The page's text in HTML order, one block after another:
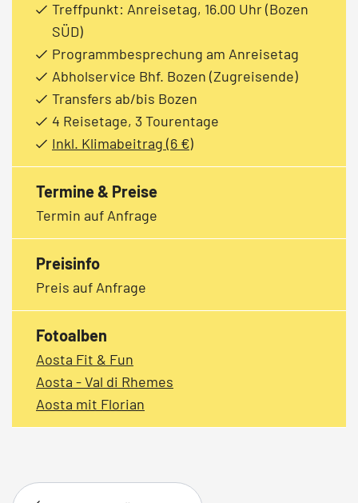
Treffpunkt: Anreisetag, 16.00 Uhr (Bozen
SÜD)
Programmbesprechung am Anreisetag
Abholservice Bhf. Bozen (Zugreisende)
Transfers ab/bis Bozen
4 Reisetage, 3 Tourentage
Inkl. Klimabeitrag (6 €)
Termine & Preise
Termin auf Anfrage
Preisinfo
Preis auf Anfrage
Fotoalben
Aosta Fit & Fun
Aosta - Val di Rhemes
Aosta mit Florian